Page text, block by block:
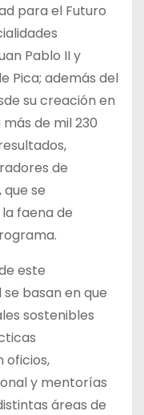
para el Futuro
Pablo II y
Pica; además del
su creación en
de mil 230
de
se
faena de
este
basan en que
sostenibles
oficios,
y mentorías
áreas de